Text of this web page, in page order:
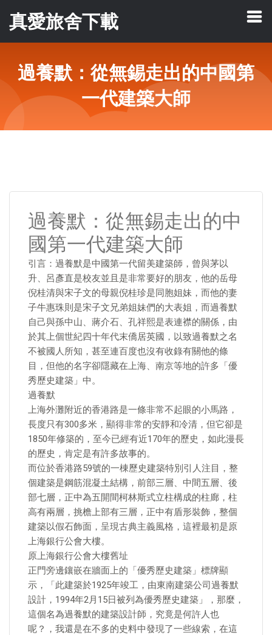
真愛旅舍下載
過養默：從無錫走出的中國第
一代建築大師
過養默：從無錫走出的中
國第一代建築大師
引言：過養默是中國第一代留美建築師，曾與茅以
升、呂彥直是校友並且是非常要好的朋友，他的岳母
倪桂清與宋子文的母親倪桂珍是同胞姐妹，而他的妻
子牛惠珠則是宋子文兄弟姐妹們的大表姐，而過養默
自己與孫中山、蔣介石、孔祥熙是表連襟的關係，由
於其上個世紀四十年代末僑居英國，以致過養默之名
不被國人所知，甚至連百度也沒有收錄有關他的條
目，但他的名字卻隱藏在上海、南京等地的許多「優
秀歷史建築」中。
過養默
上海外灘附近的香港路是一條非常不起眼的小馬路，
長度只有300多米，顯得非常的安靜和冷清，但它卻是
1850年修築的，至今已經有近170年的歷史，如此漫長
的歷史，肯定是有許多故事的。
而位於香港路59號的一棟歷史建築特別引人注目，整
個建築是鋼筋混凝土結構，前部三層、中間五層、後
部七層，正中為五開間柯林斯式立柱構成的柱廊，柱
高有兩層，挑檐上部有三層，正中有盾形裝飾，整個
建築以假石飾面，呈現古典主義風格，這裡最初是原
上海銀行公會大樓。
原上海銀行公會大樓舊址
正門旁邊鑲嵌在牆面上的「優秀歷史建築」標牌顯
示，「此建築於1925年竣工，由東南建築公司過養默
設計，1994年2月15日被列為優秀歷史建築」，那麼，
這個名為過養默的建築設計師，究竟是何許人也
呢？，我還是在不多的史料中發現了一些線索，在這